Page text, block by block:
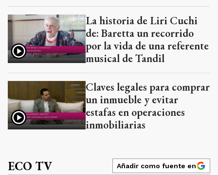
La historia de Liri Cuchi
de: Baretta un recorrido
por la vida de una referente
musical de Tandil
Claves legales para comprar
un inmueble y evitar
estafas en operaciones
inmobiliarias
ECO TV Añadir como fuente en